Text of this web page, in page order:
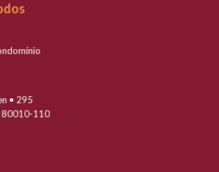
• 295
80010-110